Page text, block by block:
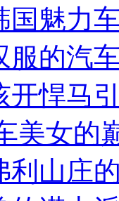
国魅力
服的汽
开悍马
美女的
利山庄